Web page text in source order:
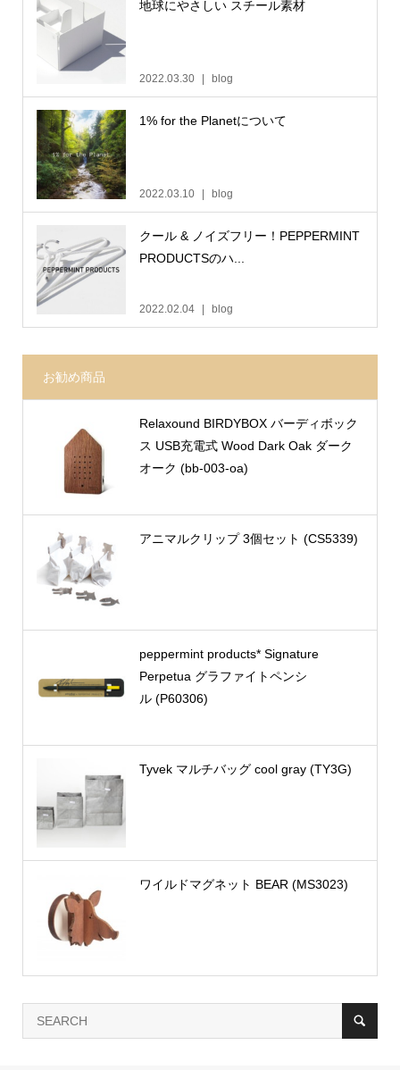
地球にやさしい スチール素材
2022.03.30 blog
1% for the Planetについて
2022.03.10 blog
クール & ノイズフリー！PEPPERMINT
PRODUCTSのハ...
2022.02.04 blog
お勧め商品
Relaxound BIRDYBOX バーディボック
ス USB充電式 Wood Dark Oak ダーク
オーク (bb-003-oa)
アニマルクリップ 3個セット (CS5339)
peppermint products* Signature
Perpetua グラファイトペンシ
ル (P60306)
Tyvek マルチバッグ cool gray (TY3G)
ワイルドマグネット BEAR (MS3023)